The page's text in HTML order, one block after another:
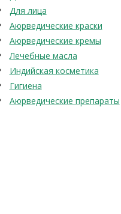
Для лица
Аюрведические краски
Аюрведические кремы
Лечебные масла
Индийская косметика
Гигиена
Аюрведические препараты